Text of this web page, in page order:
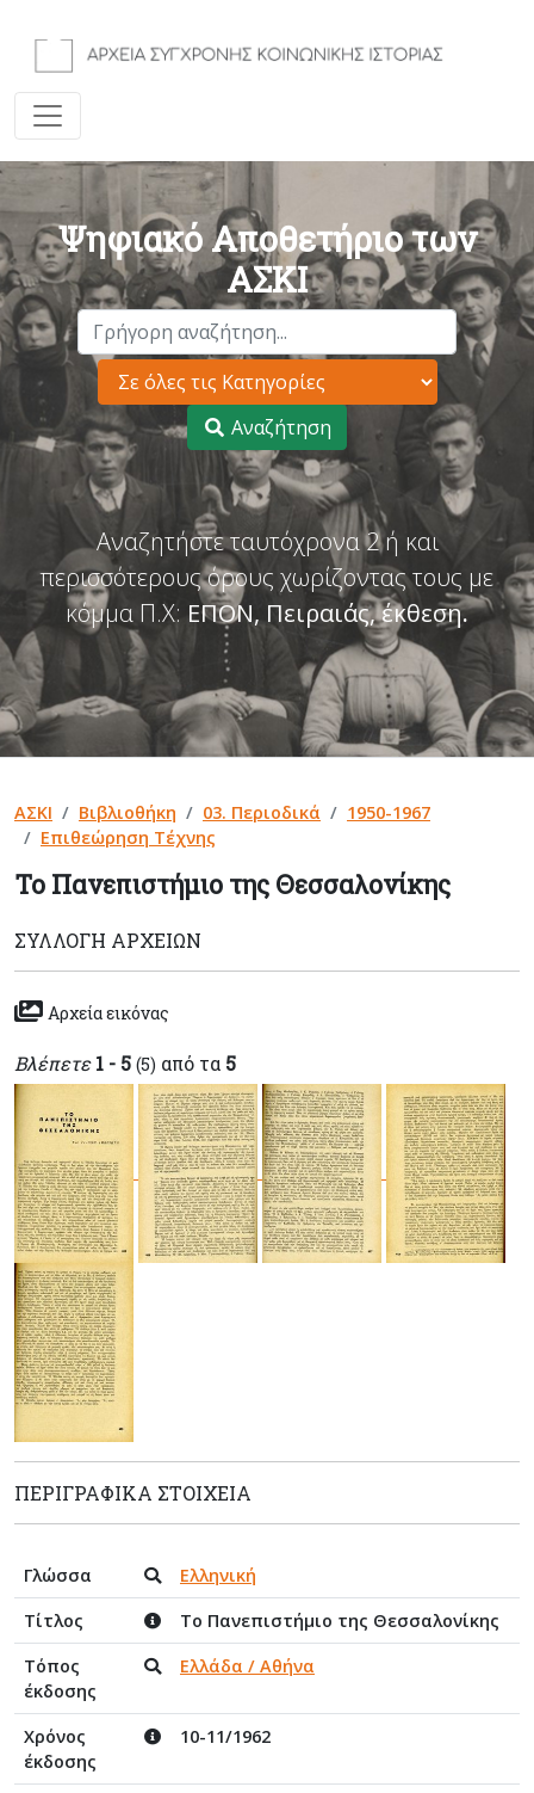
Ψηφιακό Αποθετήριο των
ΑΣΚΙ
Αναζήτηση
Αναζητήστε ταυτόχρονα 2 ή και
περισσότερους όρους χωρίζοντας τους με
κόμμα Π.Χ: ΕΠΟΝ, Πειραιάς, έκθεση.
ΑΣΚΙ Βιβλιοθήκη 03. Περιοδικά
1950-1967
Επιθεώρηση Τέχνης
Το Πανεπιστήμιο της Θεσσαλονίκης
ΣΥΛΛΟΓΉ ΑΡΧΕΊΩΝ
Αρχεία εικόνας
Βλέπετε 1 - 5 (5) από τα 5
ΠΕΡΙΓΡΑΦΙΚΆ ΣΤΟΙΧΕΊΑ
Γλώσσα
Ελληνική
Τίτλος
Το Πανεπιστήμιο της Θεσσαλονίκης
Τόπος
έκδοσης
Ελλάδα / Αθήνα
Χρόνος
έκδοσης
10-11/1962